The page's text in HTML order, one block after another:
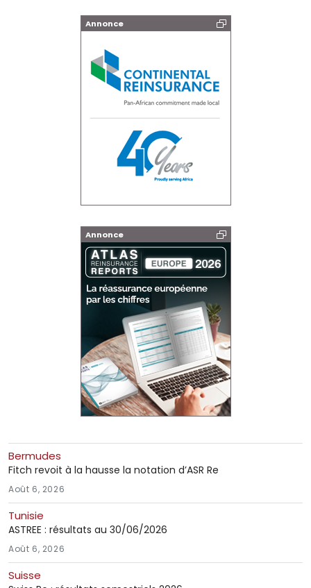
Annonce
Annonce
Bermudes
Fitch revoit à la hausse la notation d’ASR Re
Août 6, 2026
Tunisie
ASTREE : résultats au 30/06/2026
Août 6, 2026
Suisse